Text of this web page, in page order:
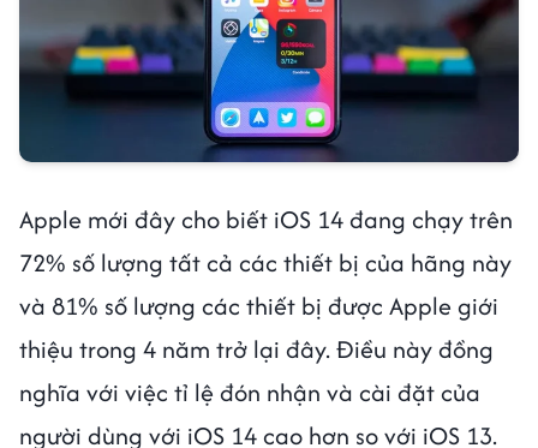
Apple mới đây cho biết iOS 14 đang chạy trên
72% số lượng tất cả các thiết bị của hãng này
và 81% số lượng các thiết bị được Apple giới
thiệu trong 4 năm trở lại đây. Điều này đồng
nghĩa với việc tỉ lệ đón nhận và cài đặt của
người dùng với iOS 14 cao hơn so với iOS 13.